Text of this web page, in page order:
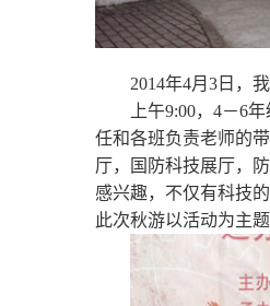
2014年4月 3 日 ，
上午9:00， 4－6年
任和各班负责老师的
厅，国防科技展厅，
感兴趣，不仅有科技
此次秋游以活动为主